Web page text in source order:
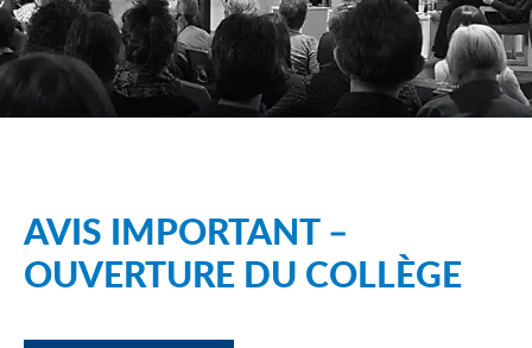
AVIS IMPORTANT –
OUVERTURE DU COLLÈGE